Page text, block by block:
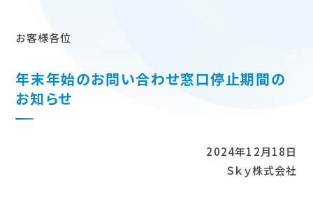
お客様各位
年末年始のお問い合わせ窓口停止期間の
お知らせ
2024年12月18日
Ｓｋｙ株式会社